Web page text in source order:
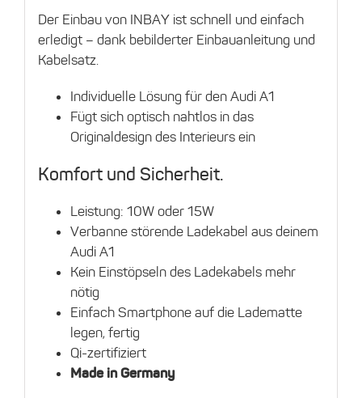
Der Einbau von INBAY ist schnell und einfach
erledigt – dank bebilderter Einbauanleitung und
Kabelsatz.
Individuelle Lösung für den Audi A1
Fügt sich optisch nahtlos in das
Originaldesign des Interieurs ein
Komfort und Sicherheit.
Leistung: 10W oder 15W
Verbanne störende Ladekabel aus deinem
Audi A1
Kein Einstöpseln des Ladekabels mehr
nötig
Einfach Smartphone auf die Ladematte
legen, fertig
Qi-zertifiziert
Made in Germany